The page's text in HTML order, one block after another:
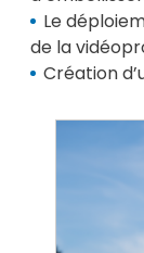
Le
de la
Création